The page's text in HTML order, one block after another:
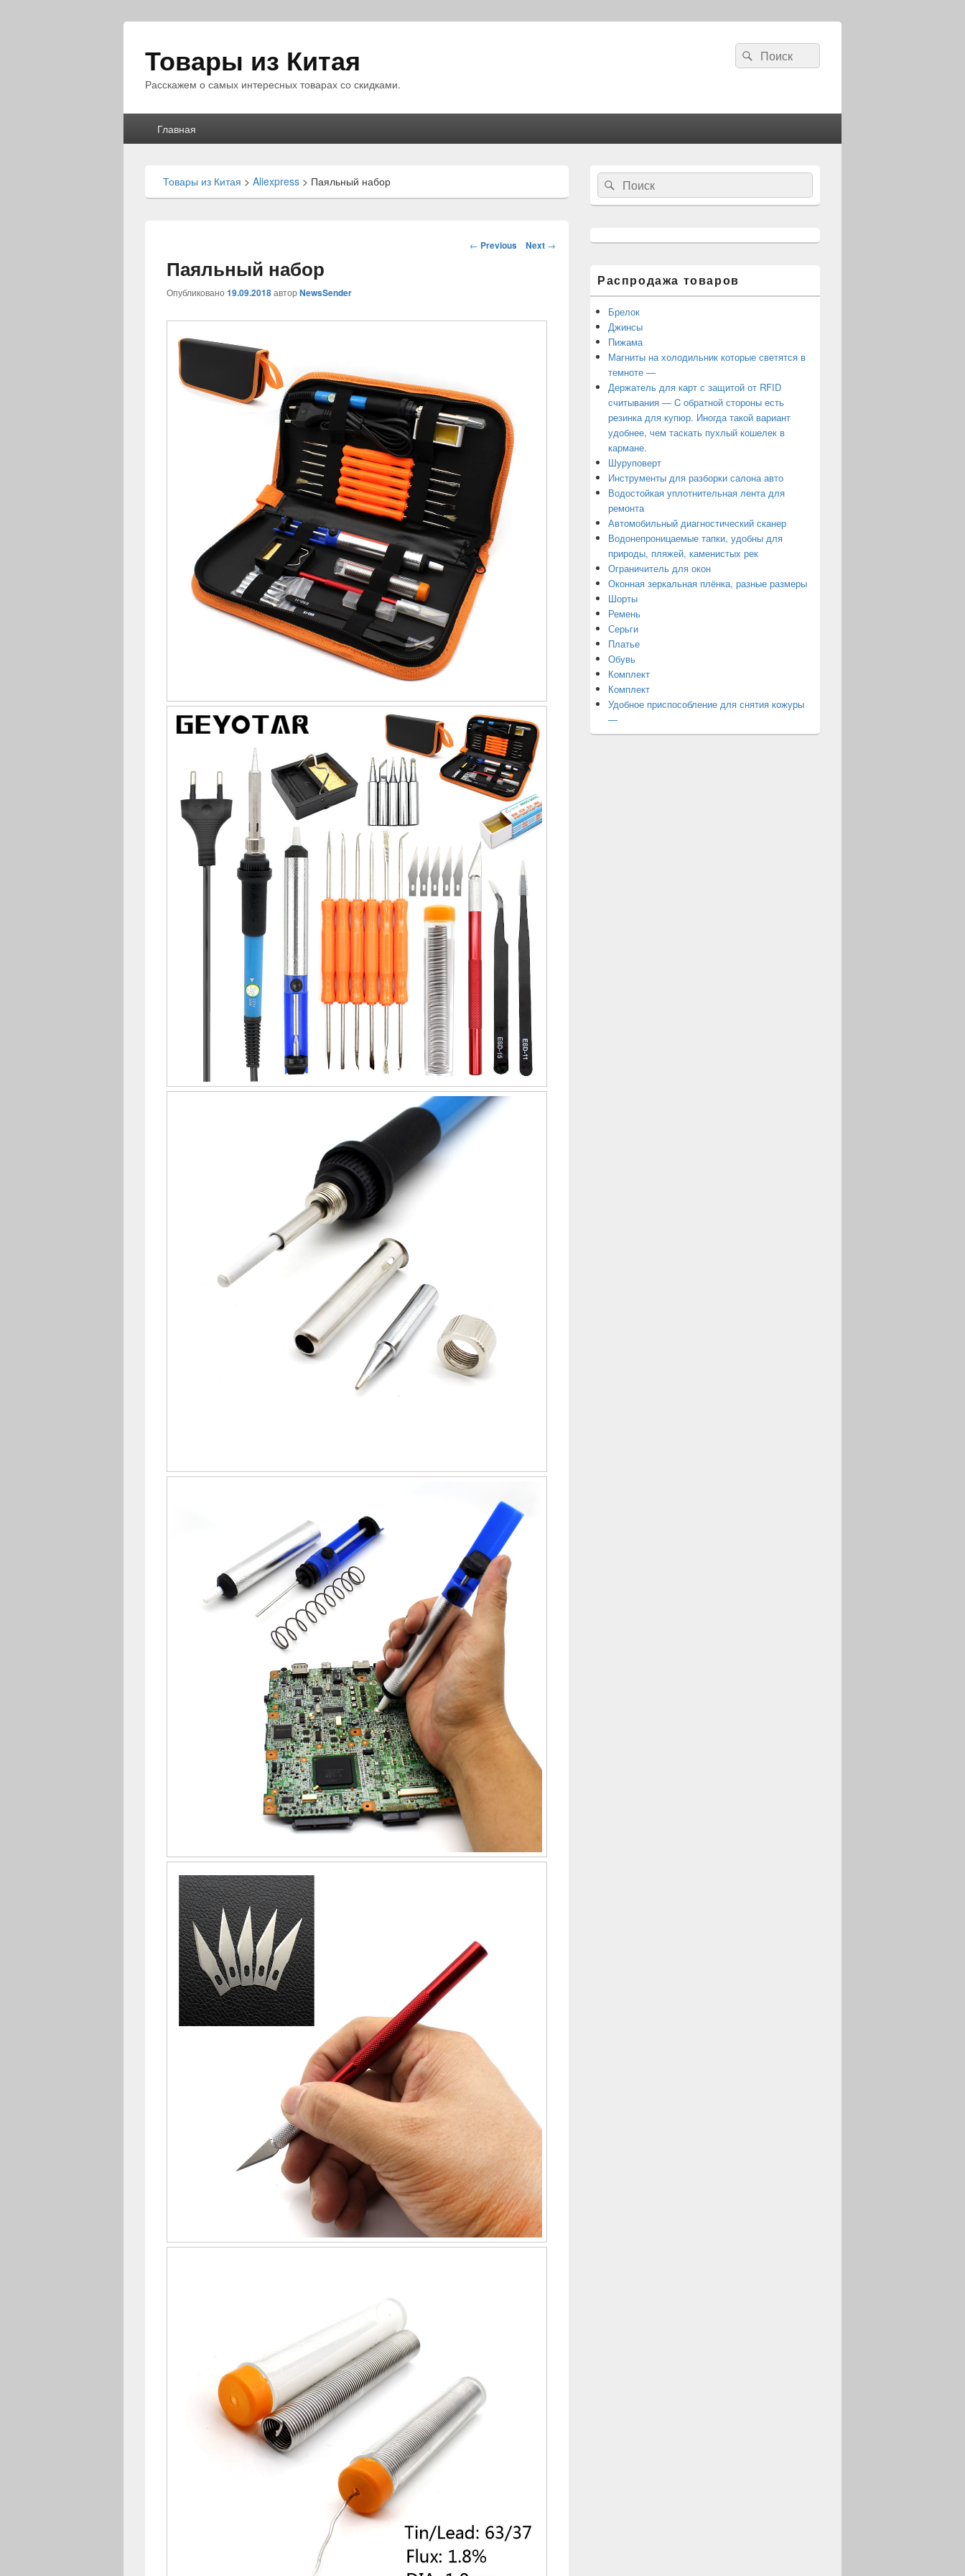
Товары из Китая
Расскажем о самых интересных товарах со скидками.
Search
for:
Search
Главная
Товары из Китая > Aliexpress > Паяльный набор
Навигация
← Previous Next →
Паяльный набор
Опубликовано 19.09.2018автор NewsSender
Область
основной
боковой
панели
Search
for:
Search
Распродажа товаров
Брелок
Джинсы
Пижама
Магниты на холодильник которые светятся в
темноте —
Держатель для карт с защитой от RFID
считывания — C обратной стороны есть
резинка для купюр. Иногда такой вариант
удобнее, чем таскать пухлый кошелек в
кармане.
Шуруповерт
Инструменты для разборки салона авто
Водостойкая уплотнительная лента для
ремонта
Автомобильный диагностический сканер
Водонепроницаемые тапки, удобны для
природы, пляжей, каменистых рек
Ограничитель для окон
Оконная зеркальная плёнка, разные размеры
Шорты
Ремень
Серьги
Платье
Обувь
Комплект
Комплект
Удобное приспособление для снятия кожуры
—